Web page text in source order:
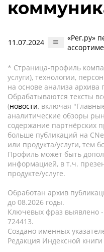
11.07.2024
«Рег.ру»
* Страница-профиль
услуги), технологии,
на основе анализа архива
Обрабатываются тексты
(новости, включая
аналитические обзоры
содержание партнёрских
больше публикаций на
или продукта/услуги, тем
Профиль может быть
информацией, в т.ч.
продукте/услуге.
Обработан архив
до 08.2026 годы.
Ключевых фраз выявлено
724413.
Создано именных
Редакция Индексной книги